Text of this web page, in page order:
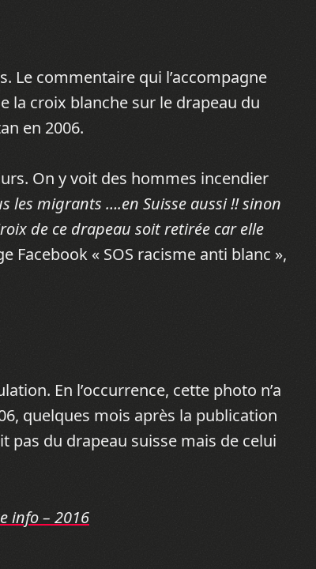
Le commentaire qui l’accompagne
la croix blanche sur le drapeau du
en 2006.
On y voit des hommes incendier
les migrants ….en Suisse aussi !! sinon
de ce drapeau soit retirée car elle
Facebook « SOS racisme anti blanc »,
En l’occurrence, cette photo n’a
quelques mois après la publication
pas du drapeau suisse mais de celui
info – 2016